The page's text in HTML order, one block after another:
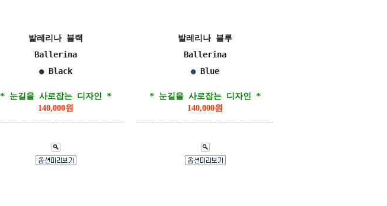
발레리나 블랙
Ballerina
●Black
* 눈길을 사로잡는 디자인 *
140,000원
발레리나 블루
Ballerina
●Blue
* 눈길을 사로잡는 디자인 *
140,000원